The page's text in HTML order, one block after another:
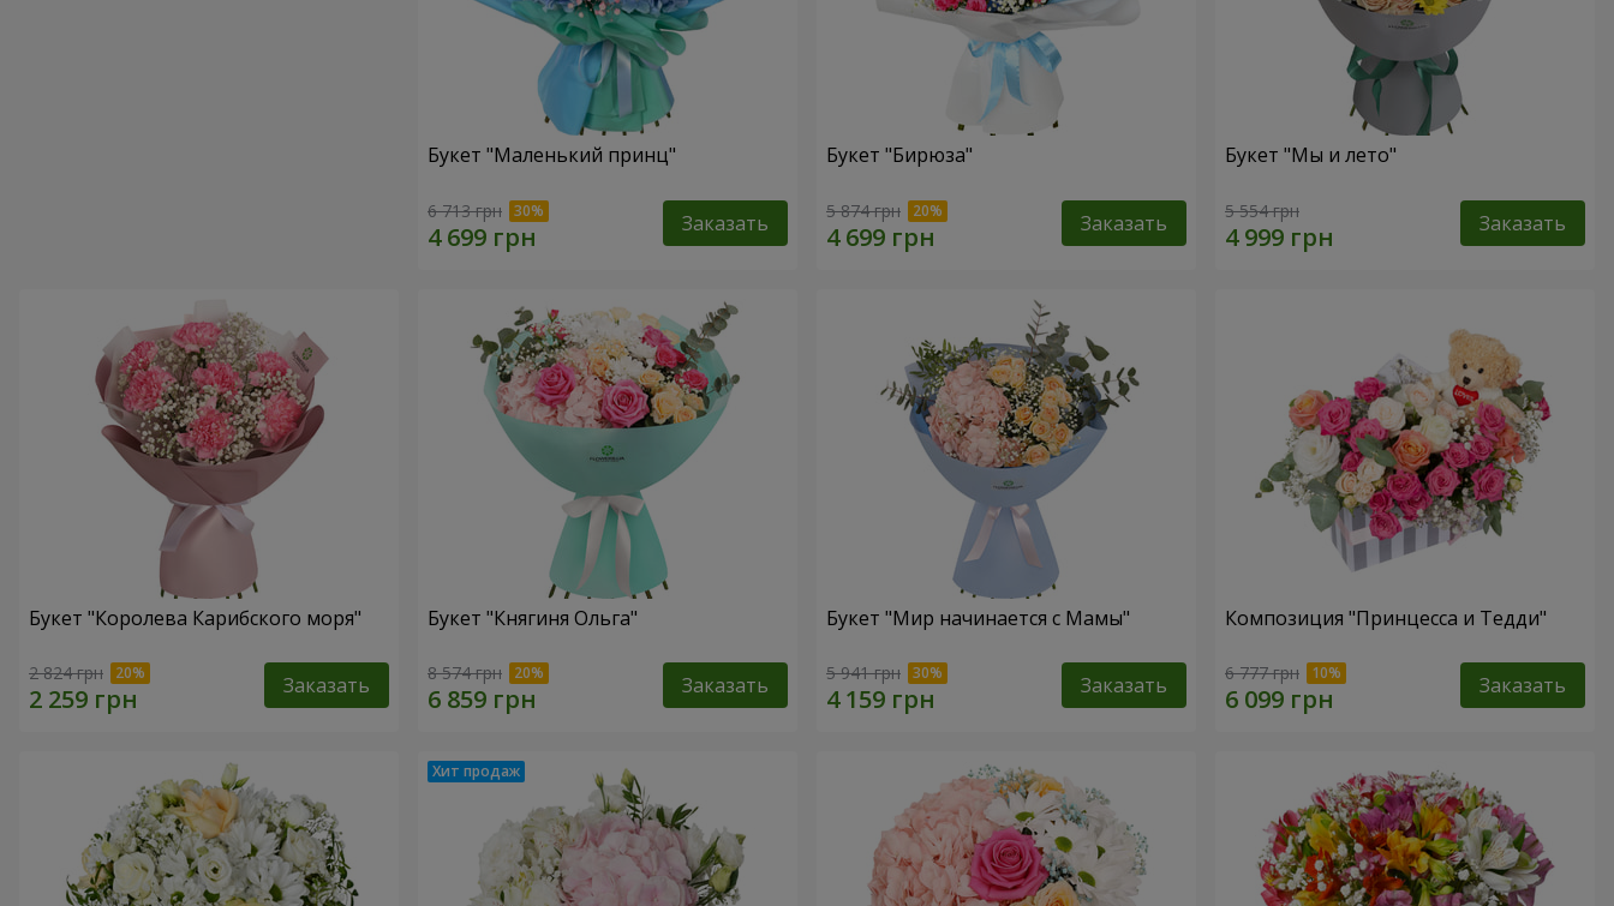
Букет "Маленький принц"
6 713 грн Заказать
Букет "Бирюза"
5 874 грн Заказать
Букет "Мы и лето"
5 554 грн Заказать
Букет "Королева Карибского моря"
2 824 грн Заказать
Букет "Княгиня Ольга"
8 574 грн Заказать
Букет "Мир начинается с Мамы"
5 941 грн Заказать
Композиция "Принцесса и Тедди"
6 777 грн Заказать